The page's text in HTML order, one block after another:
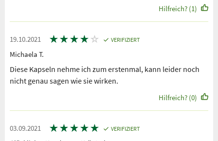
Hilfreich? (1)
19.10.2021 ★★★★ ☆ VERIFIZIERT
Michaela T.
Diese Kapseln nehme ich zum erstenmal, kann leider noch
nicht genau sagen wie sie wirken.
Hilfreich? (0)
03.09.2021 ★★★★★ VERIFIZIERT